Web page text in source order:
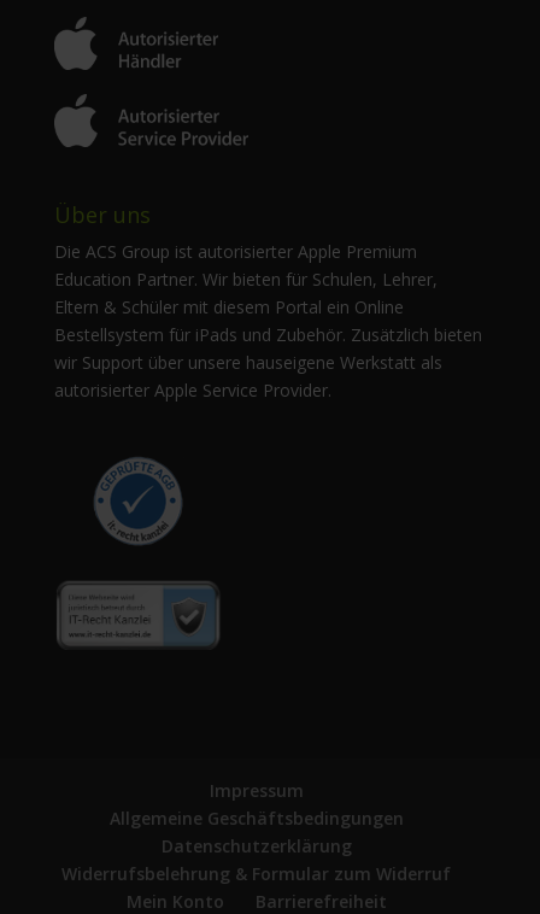
Über uns
Die ACS Group ist autorisierter Apple Premium
Education Partner. Wir bieten für Schulen, Lehrer,
Eltern & Schüler mit diesem Portal ein Online
Bestellsystem für iPads und Zubehör. Zusätzlich bieten
wir Support über unsere hauseigene Werkstatt als
autorisierter Apple Service Provider.
Impressum
Allgemeine Geschäftsbedingungen
Datenschutzerklärung
Widerrufsbelehrung & Formular zum Widerruf
Mein Konto
Barrierefreiheit